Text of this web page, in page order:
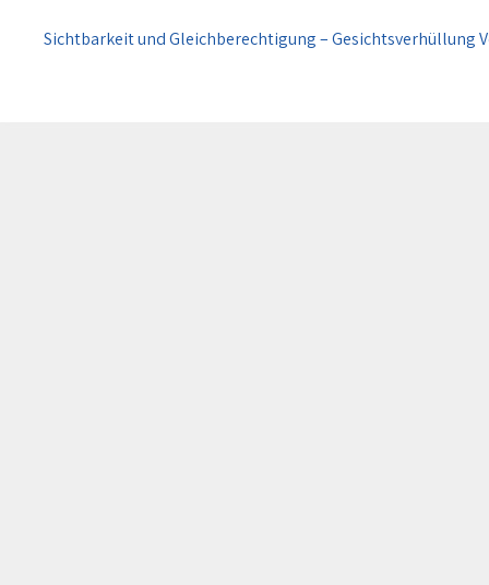
Beitragsnavigation
Sichtbarkeit und Gleichberechtigung – Gesichtsverhüllung